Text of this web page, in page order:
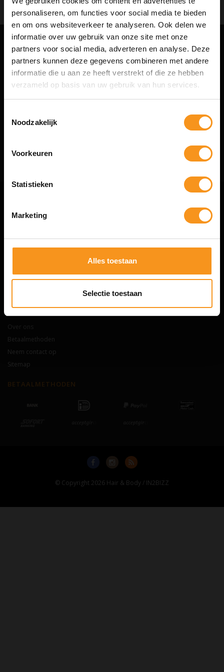
personaliseren, om functies voor social media te bieden
en om ons websiteverkeer te analyseren. Ook delen we
informatie over uw gebruik van onze site met onze
partners voor social media, adverteren en analyse. Deze
partners kunnen deze gegevens combineren met andere
informatie die u aan ze heeft verstrekt of die ze hebben
verzameld op basis van uw gebruik van hun services.
Noodzakelijk
Voorkeuren
Statistieken
Marketing
Alles toestaan
Selectie toestaan
HAIR & BODY
De complete webshop voor haar- en lichaamsverzorging.
Altijd interessante aanbiedingen en trendy producten voor hem en haar.
NIEUWSBRIEF
Privacy Statement & Cookie beleid
Verzenden & retourneren
FAQ (Veelgestelde vragen)
INFORMATIE
Over ons
Betaalmethoden
Neem contact op
Sitemap
BETAALMETHODEN
© Copyright 2026 Hair & Body / IN2BIZZ
10% Summer Time Korting
Geniet van de zomer met10% Summer TIme Kortingop
Kortingscode is geldig tot en met zondag 9 augustus 2026.
Kortingscode is niet te combineren met andere kortingscodes.